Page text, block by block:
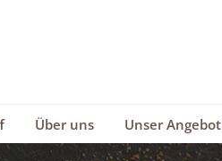
Über uns Unser Angebot